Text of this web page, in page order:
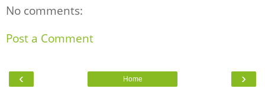
No comments:
Post a Comment
‹ ›
Home